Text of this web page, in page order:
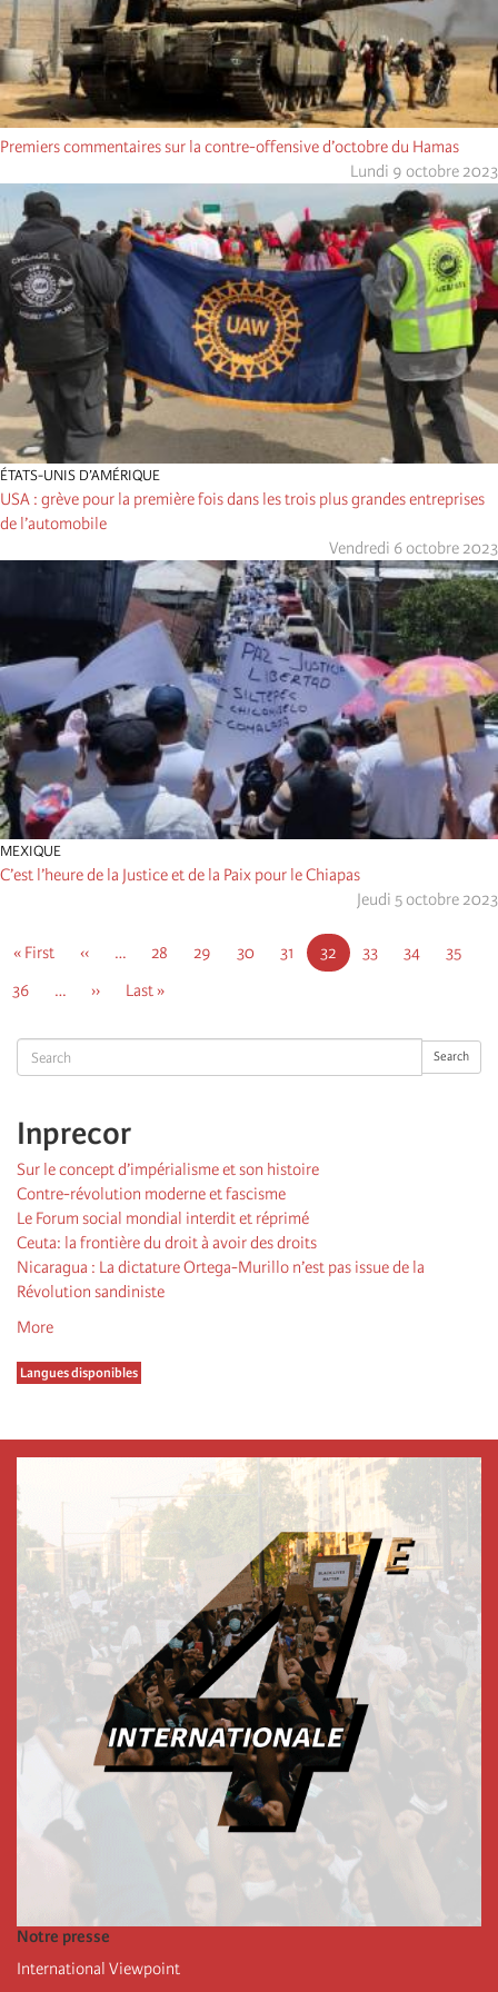
Search Search
Inprecor
Sur le concept d’impérialisme et son histoire
Contre-révolution moderne et fascisme
Le Forum social mondial interdit et réprimé
Ceuta: la frontière du droit à avoir des droits
Nicaragua : La dictature Ortega-Murillo n’est pas issue de la
Révolution sandiniste
More
Langues disponibles
Premiers commentaires sur la contre-offensive d’octobre du Hamas
Lundi 9 octobre 2023
ÉTATS-UNIS D’AMÉRIQUE
USA : grève pour la première fois dans les trois plus grandes entreprises
de l’automobile
Vendredi 6 octobre 2023
MEXIQUE
C’est l’heure de la Justice et de la Paix pour le Chiapas
Jeudi 5 octobre 2023
First
« First
Page
‹‹ … Page
28 Page
29 Page
30 Page
31
Page
courante
32 Page
33 Page
34 Page
35
Page
36 …
Page
››
Dernière
Last »
Notre presse
International Viewpoint